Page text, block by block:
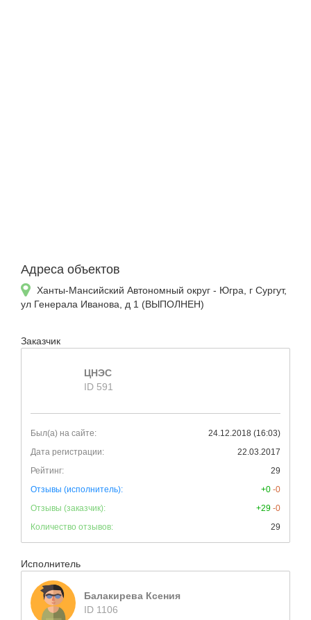
Адреса объектов
Ханты-Мансийский Автономный округ - Югра, г Сургут,
ул Генерала Иванова, д 1 (ВЫПОЛНЕН)
Заказчик
ЦНЭС
ID 591
Был(а) на сайте:
24.12.2018 (16:03)
Дата регистрации:
22.03.2017
Рейтинг:
29
Отзывы (исполнитель):
+0 -0
Отзывы (заказчик):
+29 -0
Количество отзывов:
29
Исполнитель
Балакирева Ксения
ID 1106